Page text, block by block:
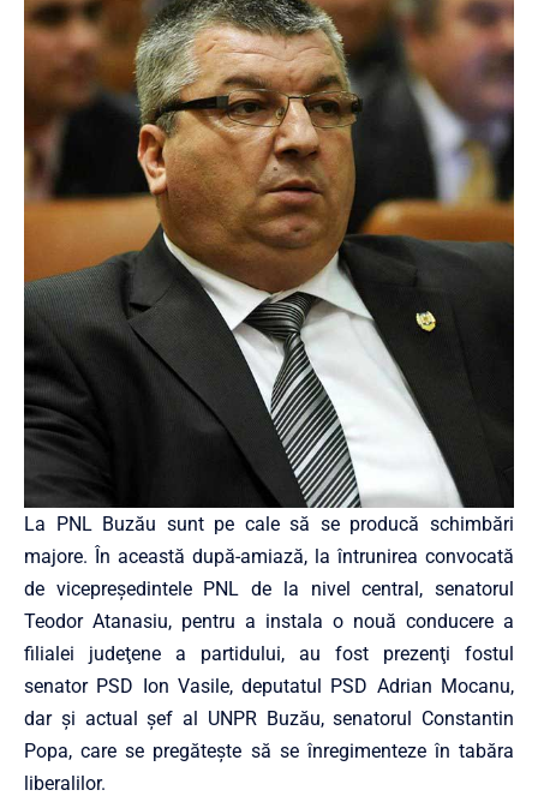
La PNL Buzău sunt pe cale să se producă schimbări
majore. În această după-amiază, la întrunirea convocată
de vicepreședintele PNL de la nivel central, senatorul
Teodor Atanasiu, pentru a instala o nouă conducere a
filialei judeţene a partidului, au fost prezenţi fostul
senator PSD Ion Vasile, deputatul PSD Adrian Mocanu,
dar și actual şef al UNPR Buzău, senatorul Constantin
Popa, care se pregătește să se înregimenteze în tabăra
liberalilor.